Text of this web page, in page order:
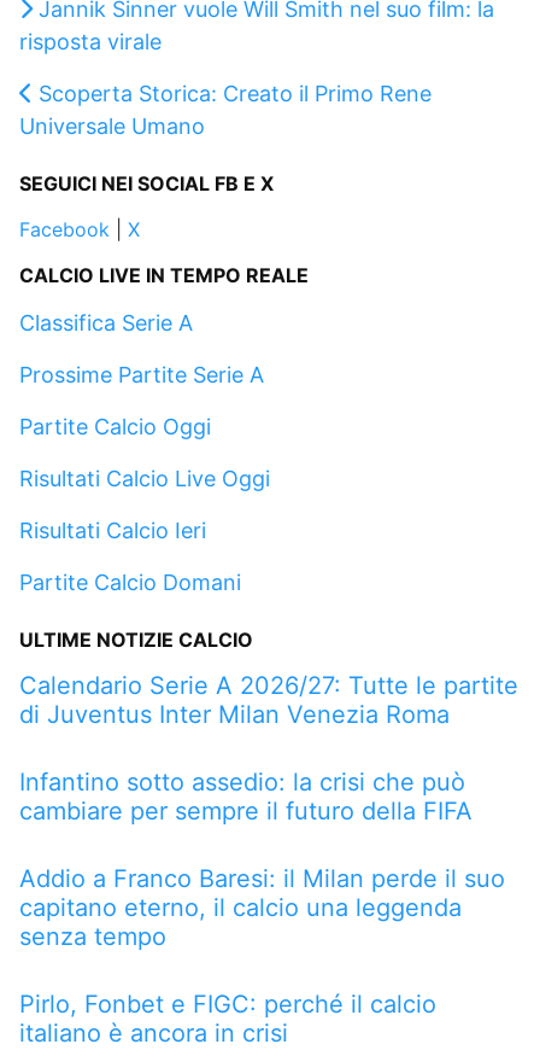
Jannik Sinner vuole Will Smith nel suo film: la
risposta virale
Scoperta Storica: Creato il Primo Rene
Universale Umano
SEGUICI NEI SOCIAL FB E X
Facebook
X
CALCIO LIVE IN TEMPO REALE
Classifica Serie A
Prossime Partite Serie A
Partite Calcio Oggi
Risultati Calcio Live Oggi
Risultati Calcio Ieri
Partite Calcio Domani
ULTIME NOTIZIE CALCIO
Calendario Serie A 2026/27: Tutte le partite
di Juventus Inter Milan Venezia Roma
Infantino sotto assedio: la crisi che può
cambiare per sempre il futuro della FIFA
Addio a Franco Baresi: il Milan perde il suo
capitano eterno, il calcio una leggenda
senza tempo
Pirlo, Fonbet e FIGC: perché il calcio
italiano è ancora in crisi